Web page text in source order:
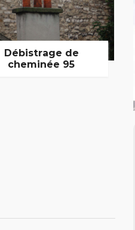
Débistrage de
cheminée 95